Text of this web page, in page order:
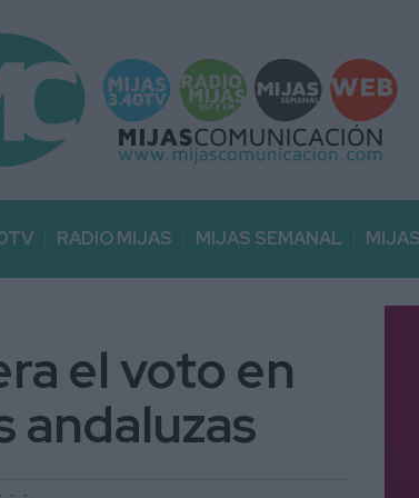
RADIO MIJAS MIJAS SEMANAL
el voto en
andaluzas